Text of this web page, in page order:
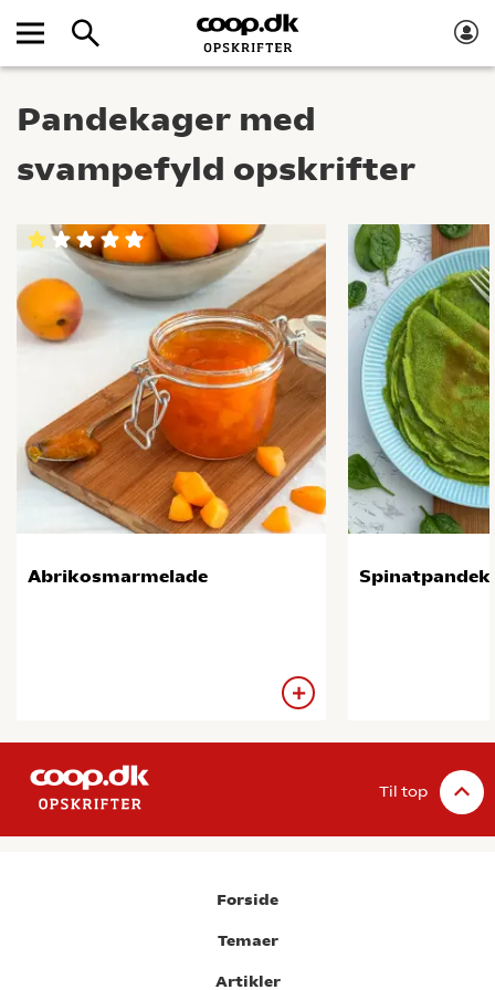
Pandekager med
svampefyld opskrifter
Abrikosmarmelade
Til top
Forside
Temaer
Artikler